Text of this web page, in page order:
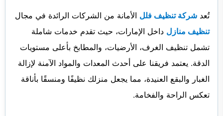
تُعد شركة تنظيف فلل الأمانة من الشركات الرائدة في مجال
تنظيف منازل داخل الإمارات، حيث تقدم خدمات شاملة
تشمل تنظيف الغرف، الأرضيات، والمطابخ بأعلى مستويات
الدقة. يعتمد فريقنا على أحدث المعدات والمواد الآمنة لإزالة
الغبار والبقع العنيدة، مما يجعل منزلك نظيفًا ومنسقًا بأناقة
تعكس الراحة والفخامة.